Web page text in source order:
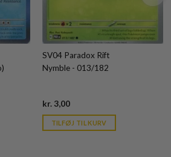
SV04 Paradox Rift
Nymble - 013/182
kr.3,00Current
is:
kr. 39,95.
TILFØJ TIL KURV